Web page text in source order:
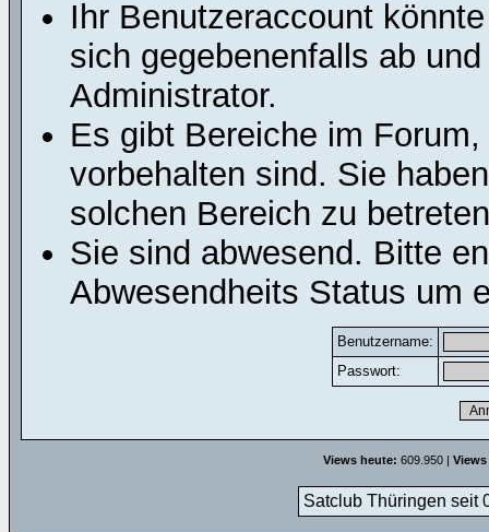
Ihr Benutzeraccount
sich gegebenenfalls ab
Administrator.
Es gibt Bereiche im
vorbehalten sind. Sie
solchen Bereich zu
Sie sind abwesend. Bitte
Abwesendheits Status um
Benutzername:
Passwort:
Views heute: 609.950 |
Satclub Thüringen seit